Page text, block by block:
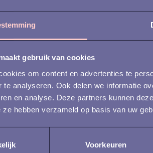
gebruik van cookies
om content en advertenties te
te analyseren. Ook delen we informatie
en analyse. Deze partners kunnen
ze hebben verzameld op basis van uw
Voorkeuren